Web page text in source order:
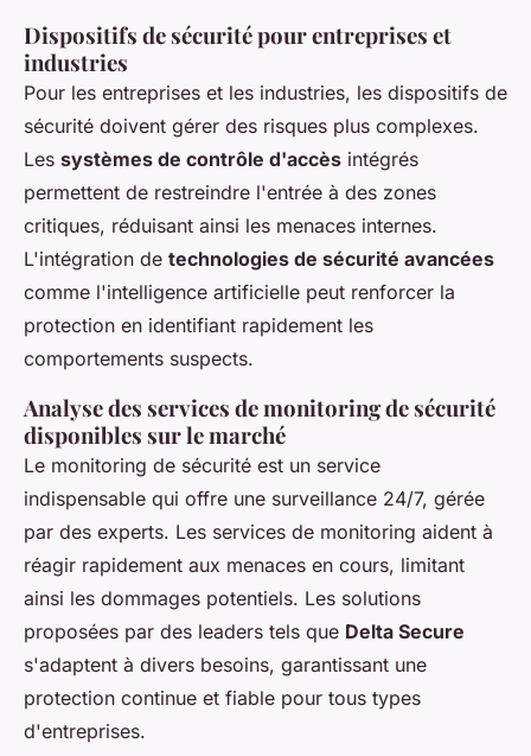
Dispositifs de sécurité pour entreprises et
industries
Pour les entreprises et les industries, les dispositifs de
sécurité doivent gérer des risques plus complexes.
Les systèmes de contrôle d'accès intégrés
permettent de restreindre l'entrée à des zones
critiques, réduisant ainsi les menaces internes.
L'intégration de technologies de sécurité avancées
comme l'intelligence artificielle peut renforcer la
protection en identifiant rapidement les
comportements suspects.
Analyse des services de monitoring de sécurité
disponibles sur le marché
Le monitoring de sécurité est un service
indispensable qui offre une surveillance 24/7, gérée
par des experts. Les services de monitoring aident à
réagir rapidement aux menaces en cours, limitant
ainsi les dommages potentiels. Les solutions
proposées par des leaders tels que Delta Secure
s'adaptent à divers besoins, garantissant une
protection continue et fiable pour tous types
d'entreprises.